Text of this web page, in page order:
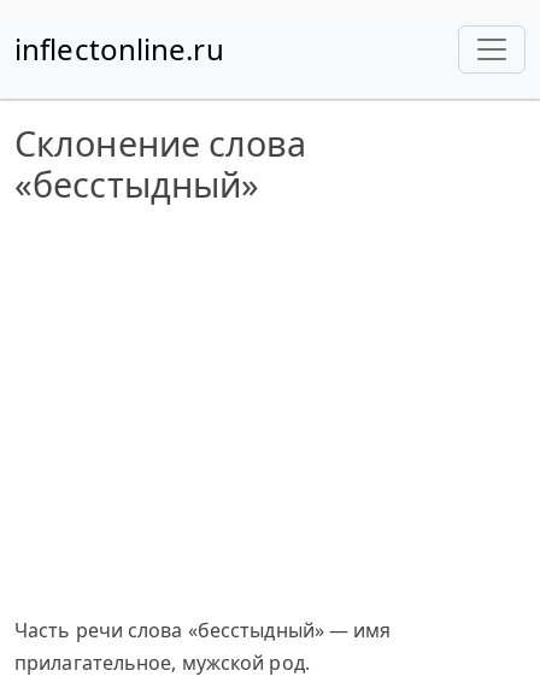
inflectonline.ru
Склонение слова
«бесстыдный»
Часть речи слова «бесстыдный» — имя
прилагательное, мужской род.